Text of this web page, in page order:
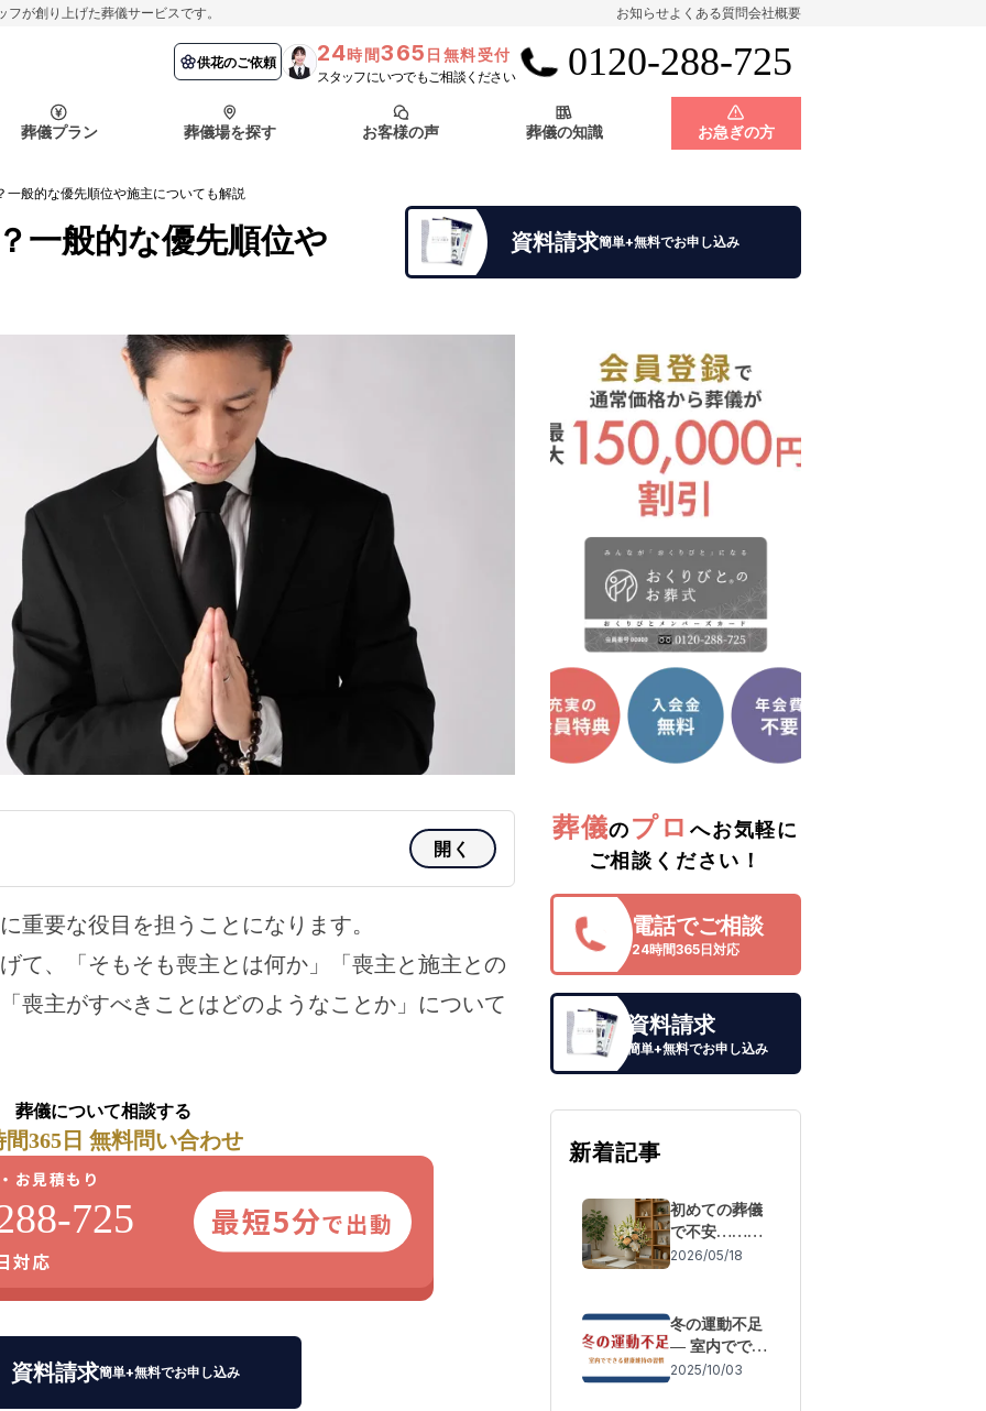
が創り上げた葬儀サービスです。 お知らせよくある質問会社概要
供花のご依頼 24時間365 日無料受付
スタッフにいつでもご相談ください 0120-288-725
葬儀の流れ 会員制度
採用情報
葬儀プラン 葬儀場を探す
千葉県 神奈川県
お客様の声
よくある質問
葬儀の知識 お急ぎの方
納棺の儀とは？ 葬儀の流れ 会員制度
採用情報
埼玉県 千葉県 神奈川県
お客様の声 よくある質問
供花のご依頼
一般的な優先順位や施主についても解説
一般的な優先順位や 資料請求簡単+無料でお申し込み
開く
重要な役目を担うことになります。
て、「そもそも喪主とは何か」「喪主と施主との
喪主がすべきことはどのようなことか」について
葬儀について相談する
間365日 無料問い合わせ
お見積もり
725
対応
最短5分で出動
資料請求簡単+無料でお申し込み
葬儀のプロ へお気軽に
ご相談ください！
電話でご相談
24時間365日対応
資料請求
簡単+無料でお申し込み
新着記事
初めての葬儀
で不安……も
しもの際の流
前準備」
2026/05/18
冬の運動不足
― 室内ででき
る健康維持の
2025/10/03